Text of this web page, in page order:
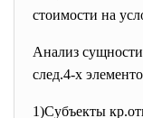
стоимости на
Анализ сущности
след.4-х
1)Субъекты